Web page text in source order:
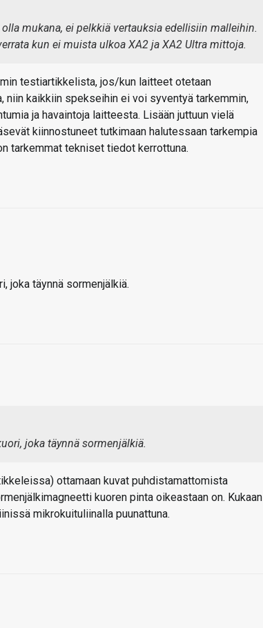
mukana, ei pelkkiä vertauksia edellisiin malleihin.
kun ei muista ulkoa XA2 ja XA2 Ultra mittoja.
testiartikkelista, jos/kun laitteet otetaan
kaikkiin spekseihin ei voi syventyä tarkemmin,
ja havaintoja laitteesta. Lisään juttuun vielä
kiinnostuneet tutkimaan halutessaan tarkempia
tarkemmat tekniset tiedot kerrottuna.
joka täynnä sormenjälkiä.
joka täynnä sormenjälkiä.
ottamaan kuvat puhdistamattomista
kuoren pinta oikeastaan on. Kukaan
mikrokuituliinalla puunattuna.